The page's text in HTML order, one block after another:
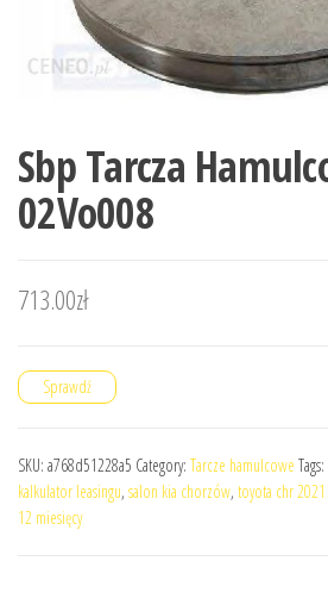
Sbp Tarcza
02Vo008
713.00zł
Sprawdź
SKU: a768d51228a5 Category: Tarcze hamulcowe Tags:
kalkulator leasingu, salon kia chorzów, toyota chr 2021
12 miesięcy